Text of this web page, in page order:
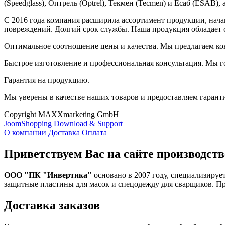
(Speedglass), Оптрель (Optrel), Текмен (Tecmen) и Есаб
С 2016 года компания расширила ассортимент продукции,
повреждений. Долгий срок службы. Наша продукция
Оптимальное соотношение цены и качества. Мы предлагаем
Быстрое изготовление и профессиональная консультация.
Гарантия на продукцию.
Мы уверены в качестве наших товаров и предоставляем
Copyright MAXXmarketing GmbH
JoomShopping Download & Support
О компании Доставка Оплата
Приветствуем Вас на сайте
ООО "ПК "Инвертика" основано в 2007 году,
защитные пластины для масок и спецодежду для сварщиков.
Доставка заказов